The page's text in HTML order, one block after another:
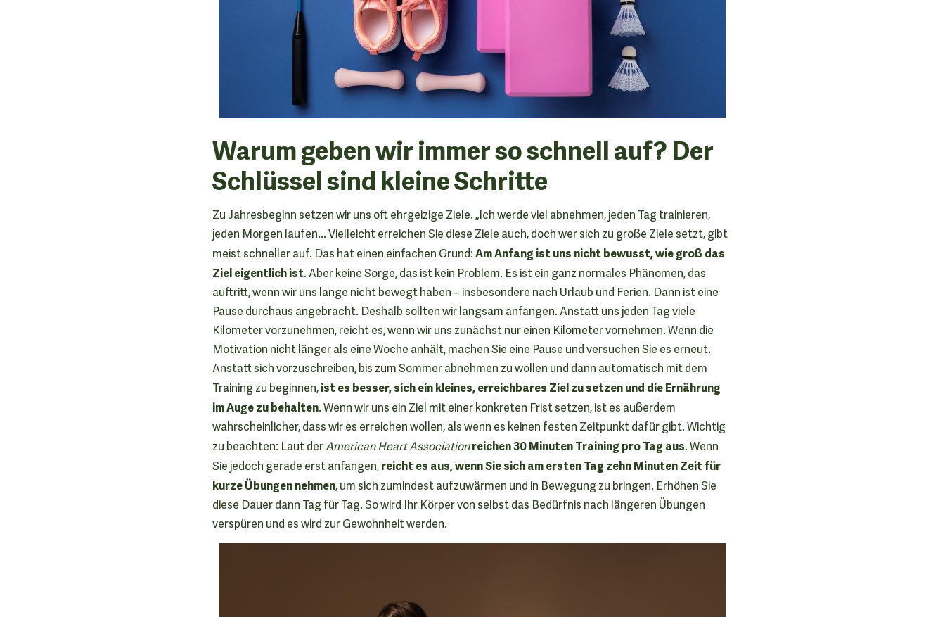
Warum geben wir immer so schnell auf? Der
Schlüssel sind kleine Schritte
Zu Jahresbeginn setzen wir uns oft ehrgeizige Ziele. „Ich werde viel abnehmen, jeden Tag trainieren,
jeden Morgen laufen... Vielleicht erreichen Sie diese Ziele auch, doch wer sich zu große Ziele setzt, gibt
meist schneller auf. Das hat einen einfachen Grund:Am Anfang ist uns nicht bewusst, wie groß das
Ziel eigentlich ist. Aber keine Sorge, das ist kein Problem. Es ist ein ganz normales Phänomen, das
auftritt, wenn wir uns lange nicht bewegt haben – insbesondere nach Urlaub und Ferien. Dann ist eine
Pause durchaus angebracht. Deshalb sollten wir langsam anfangen. Anstatt uns jeden Tag viele
Kilometer vorzunehmen, reicht es, wenn wir uns zunächst nur einen Kilometer vornehmen. Wenn die
Motivation nicht länger als eine Woche anhält, machen Sie eine Pause und versuchen Sie es erneut.
Anstatt sich vorzuschreiben, bis zum Sommer abnehmen zu wollen und dann automatisch mit dem
Training zu beginnen,ist es besser, sich ein kleines, erreichbares Ziel zu setzenund die Ernährung
im Auge zu behalten. Wenn wir uns ein Ziel mit einer konkreten Frist setzen, ist es außerdem
wahrscheinlicher, dass wir es erreichen wollen, als wenn es keinen festen Zeitpunkt dafür gibt. Wichtig
zu beachten: Laut derAmerican Heart Associationreichen 30 Minuten Training pro Tag aus. Wenn
Sie jedoch gerade erst anfangen,reicht es aus, wenn Sie sich am ersten Tag zehn Minuten Zeit für
kurze Übungen nehmen, um sich zumindest aufzuwärmen und in Bewegung zu bringen. Erhöhen Sie
diese Dauer dann Tag für Tag. So wird Ihr Körper von selbst das Bedürfnis nach längeren Übungen
verspüren und es wird zur Gewohnheit werden.